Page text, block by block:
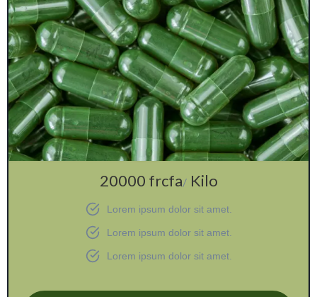
20000 frcfa/ Kilo
Lorem ipsum dolor sit amet.
Lorem ipsum dolor sit amet.
Lorem ipsum dolor sit amet.